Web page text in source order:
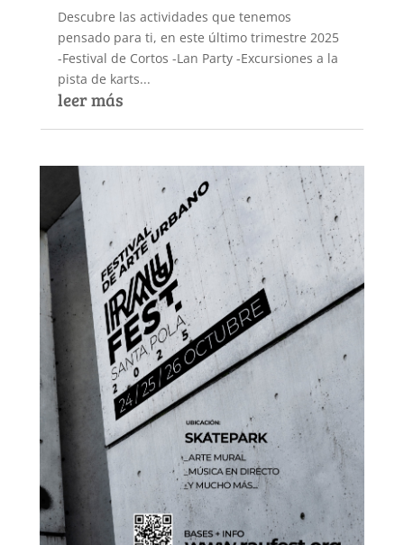
Descubre las actividades que tenemos
pensado para ti, en este último trimestre 2025
-Festival de Cortos -Lan Party -Excursiones a la
pista de karts...
leer más